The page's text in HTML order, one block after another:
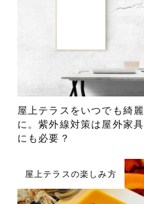
屋上テラスをいつでも綺麗
に。紫外線対策は屋外家具
にも必要？
屋上テラスの楽しみ方